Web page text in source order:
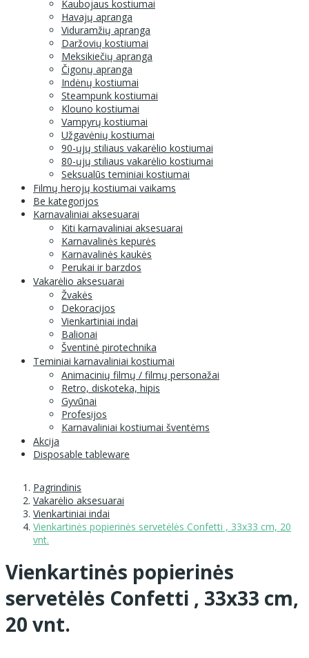
Kaubojaus kostiumai
Havajų apranga
Viduramžių apranga
Daržovių kostiumai
Meksikiečių apranga
Čigonų apranga
Indėnų kostiumai
Steampunk kostiumai
Klouno kostiumai
Vampyrų kostiumai
Užgavėnių kostiumai
90-ųjų stiliaus vakarėlio kostiumai
80-ųjų stiliaus vakarėlio kostiumai
Seksualūs teminiai kostiumai
Filmų herojų kostiumai vaikams
Be kategorijos
Karnavaliniai aksesuarai
Kiti karnavaliniai aksesuarai
Karnavalinės kepurės
Karnavalinės kaukės
Perukai ir barzdos
Vakarėlio aksesuarai
Žvakės
Dekoracijos
Vienkartiniai indai
Balionai
Šventinė pirotechnika
Teminiai karnavaliniai kostiumai
Animacinių filmų / filmų personažai
Retro, diskoteka, hipis
Gyvūnai
Profesijos
Karnavaliniai kostiumai šventėms
Akcija
Disposable tableware
Pagrindinis
Vakarėlio aksesuarai
Vienkartiniai indai
Vienkartinės popierinės servetėlės Confetti , 33x33 cm, 20
vnt.
Vienkartinės popierinės
servetėlės Confetti , 33x33 cm,
20 vnt.